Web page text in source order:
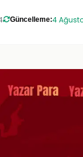
Güncelleme:4